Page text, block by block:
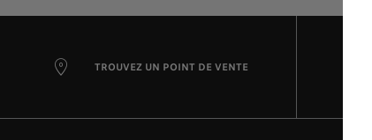
TROUVEZ UN POINT DE VENTE